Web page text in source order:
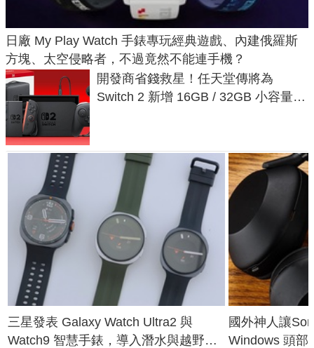
日廠 My Play Watch 手錶專玩經典遊戲、內建俄羅斯
方塊、太空侵略者，不過竟然不能連手機？
開發商省錢救星！任天堂傳將為
Switch 2 新增 16GB / 32GB 小容量遊
三星發表 Galaxy Watch Ultra2 與
Watch9 智慧手錶，導入潛水與越野跑
國外神人讓
Windows 頭部